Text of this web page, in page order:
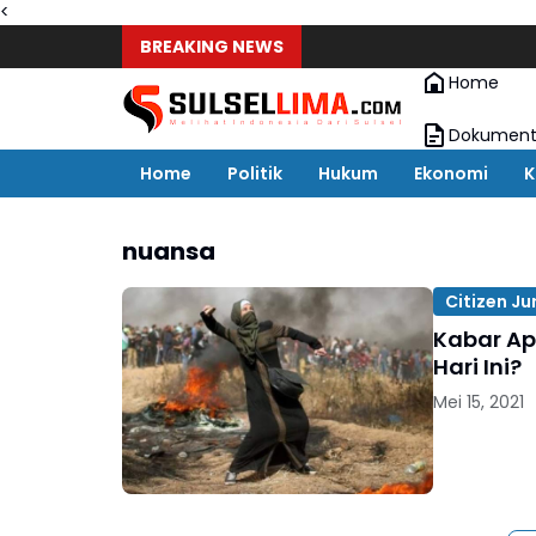
<
BREAKING NEWS
Home
Home
Politik Hukum Ekonomi
nuansa
Citizen
Kabar
Hari Ini?
Mei 15, 2021